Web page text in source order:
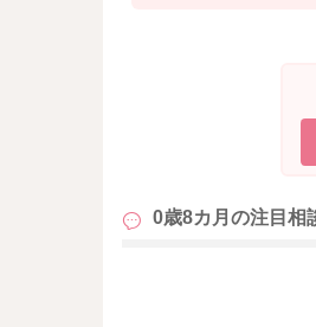
0歳8カ月の注目相